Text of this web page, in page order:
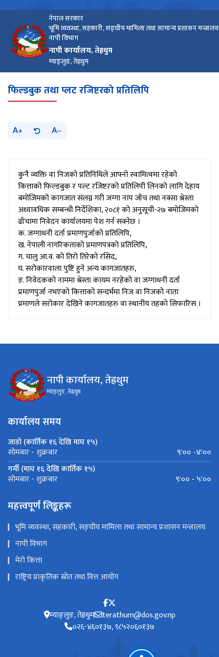
नेपाल सरकार
भूमि व्यवस्था, सहकारी, सङ्घीय मामिला तथा सामान्य प्रशासन मन्त्रालय
नापी विभाग
नापी कार्यालय, तेह्रथुम
म्याङ्लुङ, तेह्रथुम
फिल्डबुक तथा प्लट रजिष्टरको प्रतिलिपि
A A
कुनै व्यक्ति वा निजको प्रतिनिधिले आफ्नो स्वामित्वमा रहेको
कित्ताको फिल्डबुक र पल्ट रजिष्टरको प्रतिलिपी लिनको लागि देहाय
बमोजिमको कागजात संलग्न गरी जग्गा नाप जाँच तथा नक्सा श्रेस्ता
अध्यावधिक सम्बन्धी निर्देशिका, २०८१ को अनुसूची-२७ बमोजिमको
ढाँचामा निवेदन कार्यालयमा पेश गर्न सक्नेछ ।
क. जग्गाधनी दर्ता प्रमाणपुर्जाको प्रतिलिपि,
ख. नेपाली नागरिकताको प्रमाणपत्रको प्रतिलिपि,
ग. चालु आ.व. को तिरो तिरेको रसिद,
घ. सरोकारवाला पुष्टि हुने अन्य कागजातहरु,
ङ. निवेदकको नाममा श्रेस्ता कायम नरहेको वा जग्गाधनी दर्ता
प्रमाणपुर्जा नभएको कित्ताको सन्दर्भमा निज वा निजको नाता
प्रमाणले सरोकार देखिने कागजातहरु वा स्थानीय तहको सिफारिस ।
नापी कार्यालय, तेह्रथुम
म्याङ्लुङ, तेह्रथुम
कार्यालय समय
जाडो (कार्तिक १६ देखि माघ १५)
सोमबार - शुक्रबार
९ः०० -४ः००
गर्मी (माघ १६ देखि कार्तिक १५)
सोमबार - शुक्रबार ९ः०० - ५ः००
महत्त्वपूर्ण लिङ्कहरू
भूमि व्यवस्था, सहकारी, सङ्घीय मामिला तथा सामान्य प्रशासन मन्त्रालय
नापी विभाग
मेरो कित्ता
राष्ट्रिय प्राकृतिक स्रोत तथा वित्त आयोग
म्याङ्लुङ, तेह्रथुम terathum@dos.gov.np
०२६-४६०१३७, ९८५२०६०१३७